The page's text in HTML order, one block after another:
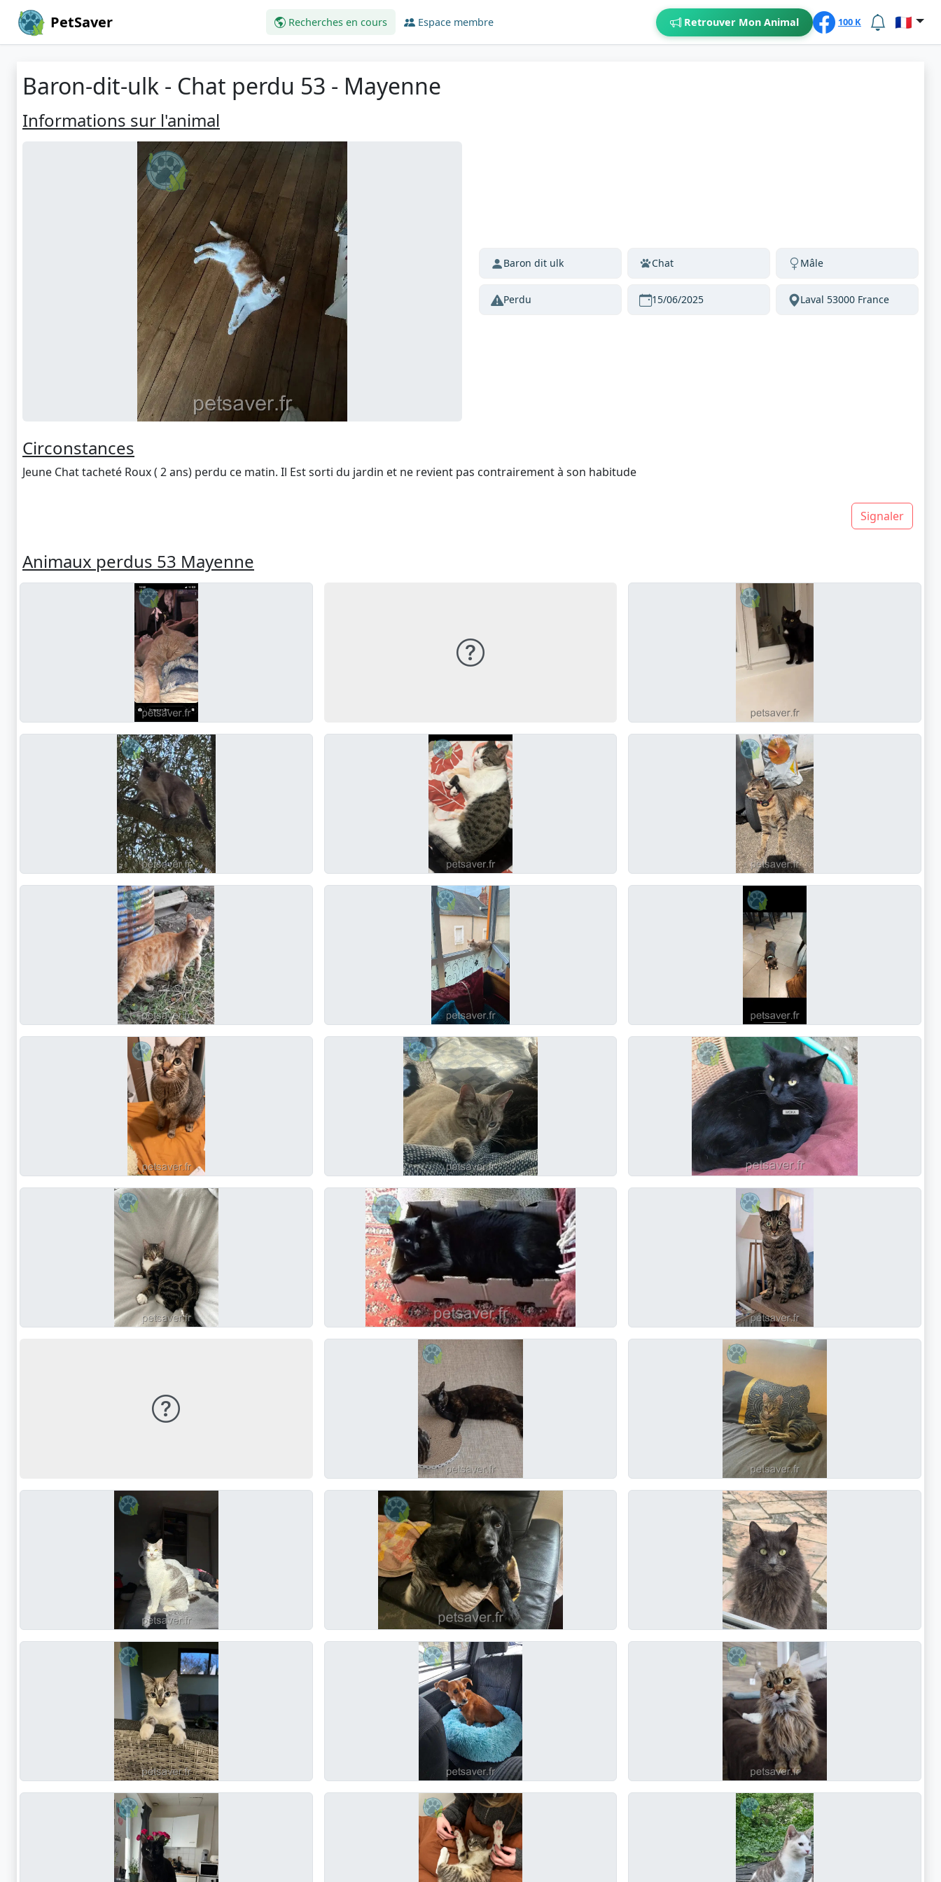
PetSaver Recherches en cours Espace membre Retrouver Mon Animal 100 K 🇫🇷
Baron-dit-ulk - Chat perdu 53 - Mayenne
Informations sur l'animal
Baron dit ulk Chat Mâle
Perdu 15/06/2025 Laval 53000 France
Circonstances
Jeune Chat tacheté Roux ( 2 ans) perdu ce matin. Il Est sorti du jardin et ne revient pas contrairement à son habitude
Signaler
Animaux perdus 53 Mayenne